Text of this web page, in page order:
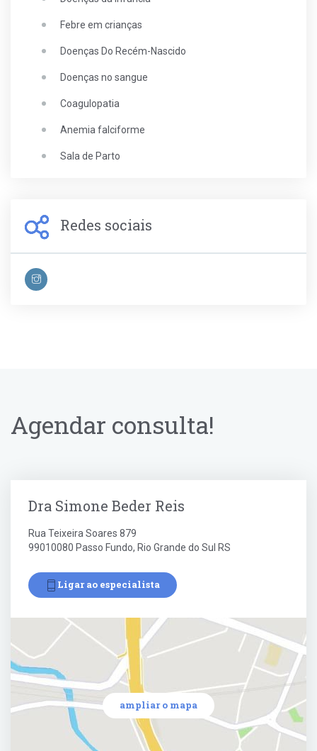
Febre em crianças
Doenças Do Recém-Nascido
Doenças no sangue
Coagulopatia
Anemia falciforme
Sala de Parto
Redes sociais
Agendar consulta!
Dra Simone Beder Reis
Rua Teixeira Soares 879
99010080 Passo Fundo, Rio Grande do Sul RS
Ligar ao especialista
ampliar o mapa